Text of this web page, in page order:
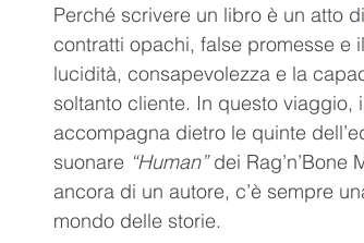
Perché scrivere un libro è un atto di
contratti opachi, false promesse e
lucidità, consapevolezza e la
soltanto cliente. In questo viaggio,
accompagna dietro le quinte
suonare “Human” dei Rag’n’Bone
ancora di un autore, c’è sempre
mondo delle storie.